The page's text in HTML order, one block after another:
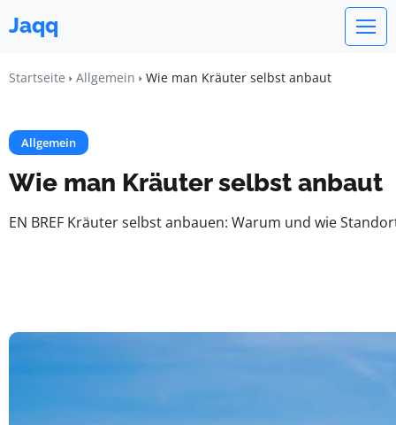
Jaqq
Startseite Allgemein Wie man Kräuter selbst anbaut
Allgemein
Wie man Kräuter selbst anbaut
EN BREF Kräuter selbst anbauen: Warum und wie